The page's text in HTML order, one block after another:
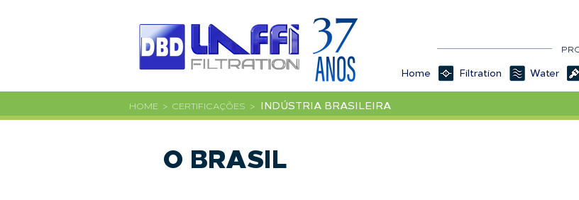
Home Filtration Water
HOME > CERTIFICAÇÕES > INDÚSTRIA BRASILEIRA
O BRASIL